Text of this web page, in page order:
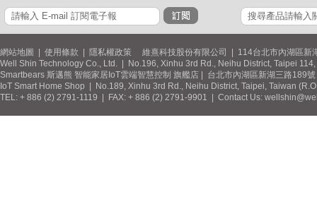
網站地圖 使用條款 隱私權政策 維熹科技股份有限公司 | 114台北市內湖區新
Well Shin Technology Co., Ltd. | No.196, Xinhu 3rd Rd., Neihu District, Taipei
Smartbears 斯邁熊 智能家居IoT雲端智慧控制 旗艦店 | 台北市內湖區新湖三路189
IoT Smart Home Shop | No.189, Xinhu 3rd Rd., Neihu District, Taipei, Taiwan
TEL: + 886 (2) 2791-1119 | FAX: + 886 (2) 2791-9901 | Contact Us: